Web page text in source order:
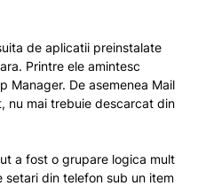
de aplicatii preinstalate
Printre ele amintesc
Manager. De asemenea Mail
nu mai trebuie descarcat din
a fost o grupare logica mult
din telefon sub un item